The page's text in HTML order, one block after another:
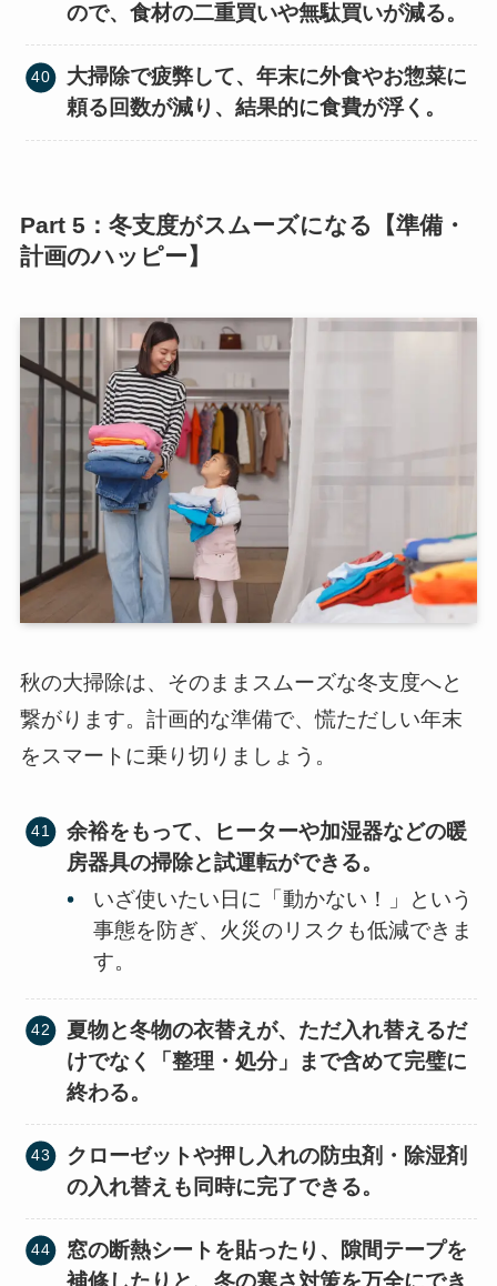
ので、食材の二重買いや無駄買いが減る。
大掃除で疲弊して、年末に外食やお惣菜に
頼る回数が減り、結果的に食費が浮く。
Part 5：冬支度がスムーズになる【準備・
計画のハッピー】
秋の大掃除は、そのままスムーズな冬支度へと
繋がります。計画的な準備で、慌ただしい年末
をスマートに乗り切りましょう。
余裕をもって、ヒーターや加湿器などの暖
房器具の掃除と試運転ができる。
いざ使いたい日に「動かない！」という
事態を防ぎ、火災のリスクも低減できま
す。
夏物と冬物の衣替えが、ただ入れ替えるだ
けでなく「整理・処分」まで含めて完璧に
終わる。
クローゼットや押し入れの防虫剤・除湿剤
の入れ替えも同時に完了できる。
窓の断熱シートを貼ったり、隙間テープを
補修したりと、冬の寒さ対策を万全にでき